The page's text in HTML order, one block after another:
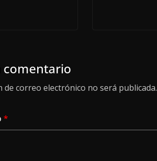
comentario
de correo electrónico no será publicada.
*